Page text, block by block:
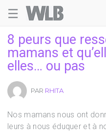
☰
8 peurs que
mamans et
elles… ou pas
PAR RHITA
Nos mamans nous ont
leurs à nous éduquer et à